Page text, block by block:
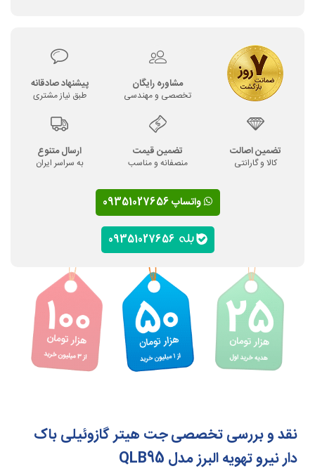
مشاوره رایگان
تخصصی و مهندسی
پیشنهاد صادقانه
طبق نیاز مشتری
تضمین اصالت
کالا و گارانتی
تضمین قیمت
منصفانه و مناسب
ارسال متنوع
به سراسر ایران
واتساپ 09351027656
نقد و بررسی تخصصی جت هیتر گازوئیلی باک
دار نیرو تهویه البرز مدل QLB95